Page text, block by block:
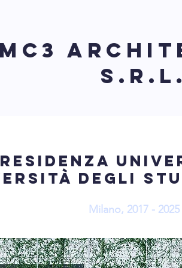
S.r.l.
residenza
degli
Milano, 2017 - 2025